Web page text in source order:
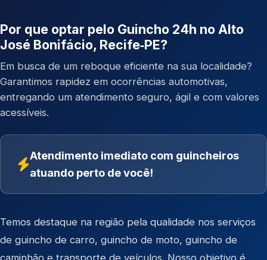
Por que optar pelo Guincho 24h no Alto
José Bonifácio, Recife‑PE?
Em busca de um reboque eficiente na sua localidade?
Garantimos rapidez em ocorrências automotivas,
entregando um atendimento seguro, ágil e com valores
acessíveis.
Atendimento imediato com guincheiros
atuando perto de você!
Temos destaque na região pela qualidade nos serviços
de guincho de carro, guincho de moto, guincho de
caminhão e transporte de veículos . Nosso objetivo é